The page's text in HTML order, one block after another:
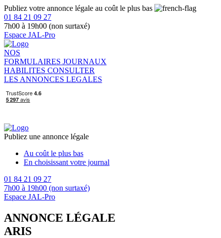
Publiez votre annonce légale au coût le plus bas
01 84 21 09 27
7h00 à 19h00 (non surtaxé)
Espace JAL-Pro
NOS
FORMULAIRES JOURNAUX
HABILITES CONSULTER
LES ANNONCES LEGALES
Publiez une annonce légale
Au coût le plus bas
En choisissant votre journal
01 84 21 09 27
7h00 à 19h00 (non surtaxé)
Espace JAL-Pro
ANNONCE LÉGALE
ARIS